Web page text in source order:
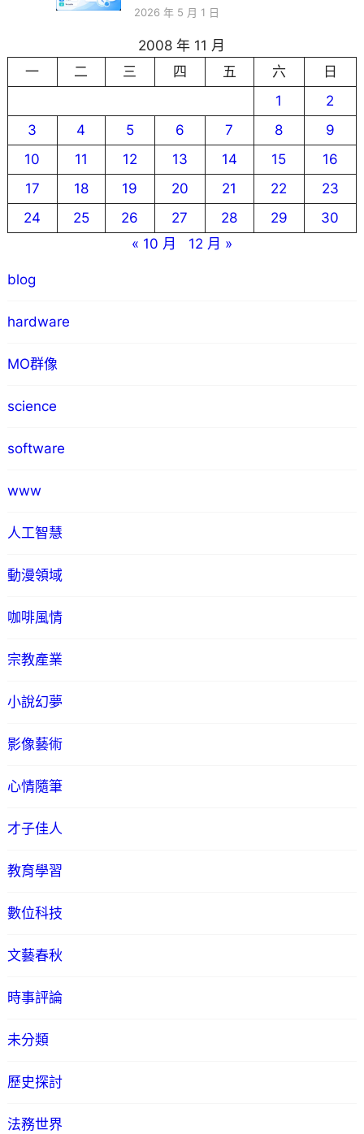
2026 年 5 月 1 日
2008 年 11 月
一
二 三 四 五 六
日
1
2
3
4 5 6 7 8
9
10
11 12 13 14 15
16
17
18 19 20 21 22
23
24
25 26 27 28 29
30
« 10 月
12 月 »
blog
hardware
MO群像
science
software
www
人工智慧
動漫領域
咖啡風情
宗教產業
小說幻夢
影像藝術
心情隨筆
才子佳人
教育學習
數位科技
文藝春秋
時事評論
未分類
歷史探討
法務世界